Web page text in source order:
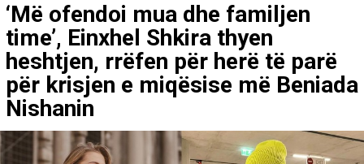
‘Më ofendoi mua dhe familjen
time’, Einxhel Shkira thyen
heshtjen, rrëfen për herë të parë
për krisjen e miqësise më Beniada
Nishanin